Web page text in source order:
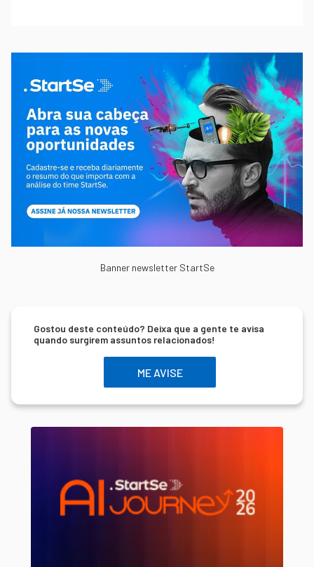
Banner newsletter StartSe
Gostou deste conteúdo? Deixa que a gente te avisa
quando surgirem assuntos relacionados!
ME AVISE